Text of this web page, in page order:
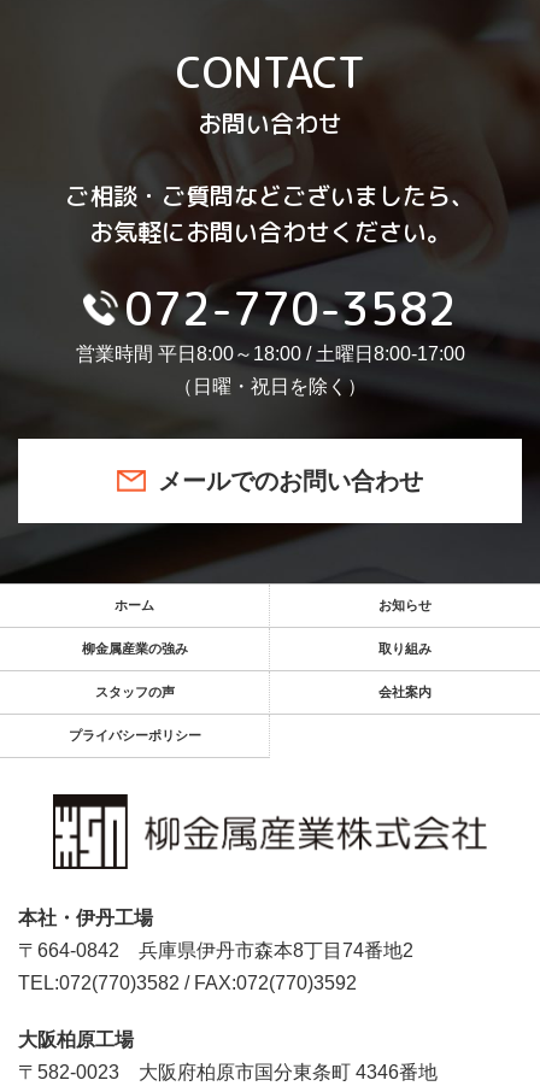
CONTACT
お問い合わせ
ご相談・ご質問などございましたら、
お気軽にお問い合わせください。
072-770-3582
営業時間 平日8:00～18:00 / 土曜日8:00-17:00
（日曜・祝日を除く）
メールでのお問い合わせ
ホーム お知らせ
柳金属産業の強み 取り組み
スタッフの声 会社案内
プライバシーポリシー
本社・伊丹工場
〒664-0842 兵庫県伊丹市森本8丁目74番地2
TEL:072(770)3582 / FAX:072(770)3592
大阪柏原工場
〒582-0023 大阪府柏原市国分東条町 4346番地